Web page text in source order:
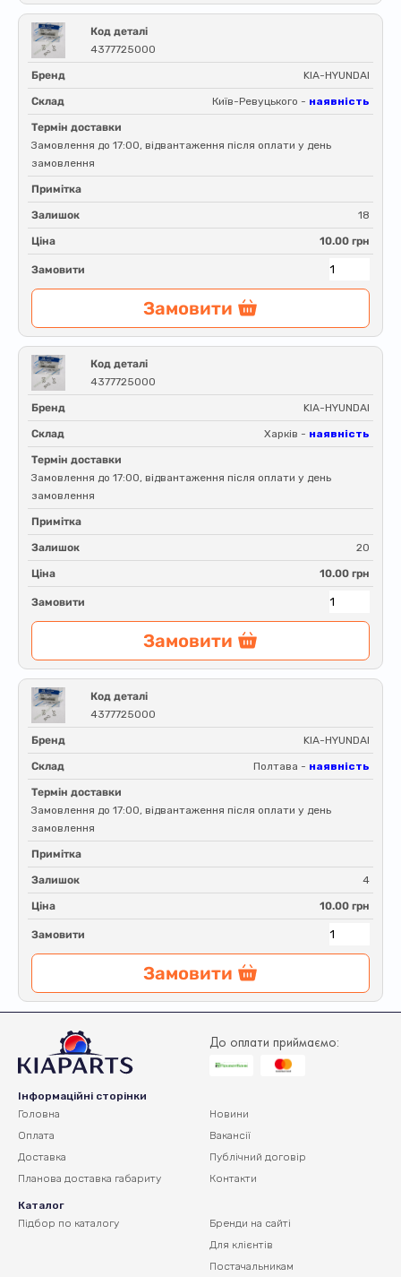
Код деталі
4377725000
Бренд KIA-HYUNDAI
Склад Київ-Ревуцького - наявність
Термін доставки
Замовлення до 17:00, відвантаження після оплати у день
замовлення
Примітка
Залишок 18
Ціна 10.00 грн
Замовити
Замовити
Код деталі
4377725000
Бренд KIA-HYUNDAI
Склад Харків - наявність
Термін доставки
Замовлення до 17:00, відвантаження після оплати у день
замовлення
Примітка
Залишок 20
Ціна 10.00 грн
Замовити
Замовити
Код деталі
4377725000
Бренд KIA-HYUNDAI
Склад Полтава - наявність
Термін доставки
Замовлення до 17:00, відвантаження після оплати у день
замовлення
Примітка
Залишок 4
Ціна 10.00 грн
Замовити
Замовити
До оплати приймаємо:
Інформаційні сторінки
Головна
Оплата
Доставка
Планова доставка габариту
Новини
Вакансії
Публічний договір
Контакти
Каталог
Підбор по каталогу
Бренди на сайті
Для клієнтів
Постачальникам